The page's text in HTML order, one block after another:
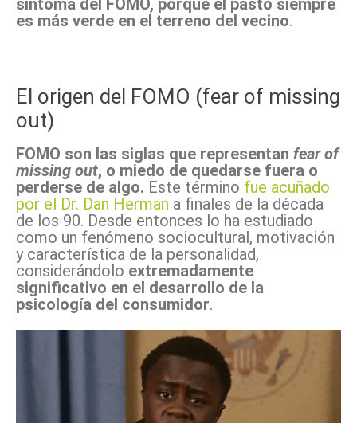
síntoma del FOMO, porque el pasto siempre
es más verde en el terreno del vecino.
El origen del FOMO (fear of missing
out)
FOMO son las siglas que representan fear of
missing out, o miedo de quedarse fuera o
perderse de algo. Este término fue acuñado
por el Dr. Dan Herman a finales de la década
de los 90. Desde entonces lo ha estudiado
como un fenómeno sociocultural, motivación
y característica de la personalidad,
considerándolo extremadamente
significativo en el desarrollo de la
psicología del consumidor.